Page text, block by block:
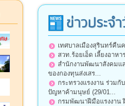
ข่าวประจ
เทศบาลเมืองสุรินทร์คืน
สวท.ร้อยเอ็ด เลี้ยงอาห
สำนักงานพัฒนาสังคมแ
ของกองทุนส่งเสร...
กระทรวงแรงงาน ร่วม
ปัญหาค้ามนุษย์ (29/01...
กรมพัฒนาฝีมือแรงงาน